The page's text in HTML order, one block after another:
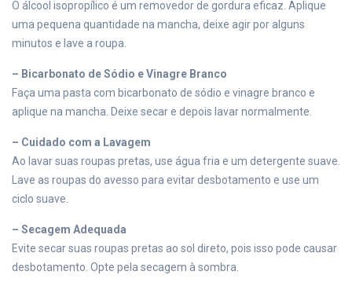
O álcool isopropílico é um removedor de gordura eficaz. Aplique
uma pequena quantidade na mancha, deixe agir por alguns
minutos e lave a roupa.
– Bicarbonato de Sódio e Vinagre Branco
Faça uma pasta com bicarbonato de sódio e vinagre branco e
aplique na mancha. Deixe secar e depois lavar normalmente.
– Cuidado com a Lavagem
Ao lavar suas roupas pretas, use água fria e um detergente suave.
Lave as roupas do avesso para evitar desbotamento e use um
ciclo suave.
– Secagem Adequada
Evite secar suas roupas pretas ao sol direto, pois isso pode causar
desbotamento. Opte pela secagem à sombra.